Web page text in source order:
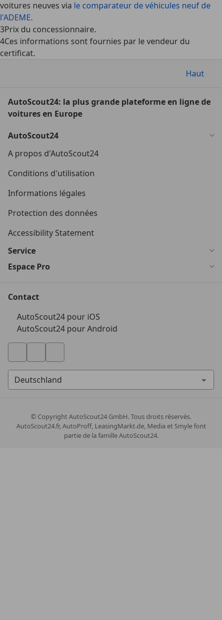
voitures neuves via le comparateur de véhicules neuf de
l'ADEME.
3Prix du concessionnaire.
4Ces informations sont fournies par le vendeur du
certificat.
Haut
AutoScout24: la plus grande plateforme en ligne de
voitures en Europe
AutoScout24
A propos d'AutoScout24
Conditions d'utilisation
Informations légales
Protection des données
Accessibility Statement
Service
Espace Pro
Contact
AutoScout24 pour iOS
AutoScout24 pour Android
© CopyrightAutoScout24 GmbH. Tous droits réservés.
AutoScout24.fr, AutoProff, LeasingMarkt.de, Media et Smyle font
partie de la famille AutoScout24.